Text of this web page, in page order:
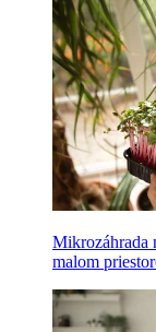
Mikrozáhrada
malom